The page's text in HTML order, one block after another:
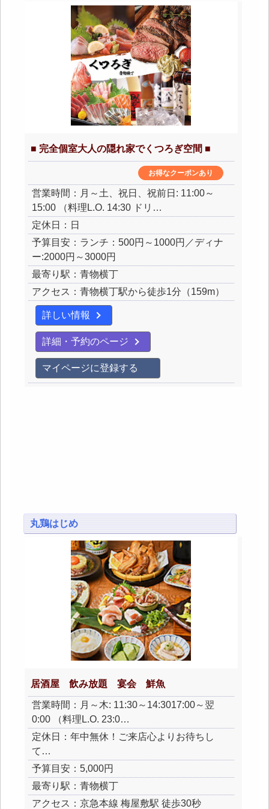
■ 完全個室大人の隠れ家でくつろぎ空間 ■
お得なクーポンあり
営業時間：月～土、祝日、祝前日: 11:00～
15:00 （料理L.O. 14:30 ドリ…
定休日：日
予算目安：ランチ：500円～1000円／ディナ
ー:2000円～3000円
最寄り駅：青物横丁
アクセス：青物横丁駅から徒歩1分（159m）
詳しい情報
詳細・予約のページ
マイページに登録する
丸鶏はじめ
居酒屋 飲み放題 宴会 鮮魚
営業時間：月～木: 11:30～14:3017:00～翌
0:00 （料理L.O. 23:0…
定休日：年中無休！ご来店心よりお待ちし
て…
予算目安：5,000円
最寄り駅：青物横丁
アクセス：京急本線 梅屋敷駅 徒歩30秒